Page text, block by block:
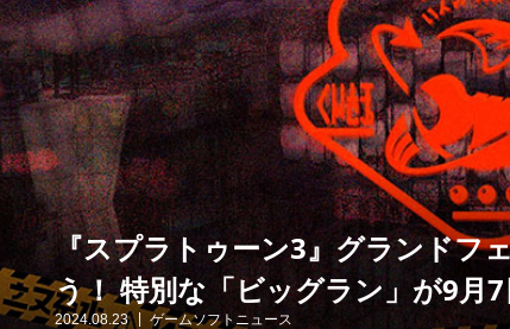
『スプラトゥーン3』グランドフ
う！ 特別な「ビッグラン」が9月
2024.08.23 ゲームソフトニュース